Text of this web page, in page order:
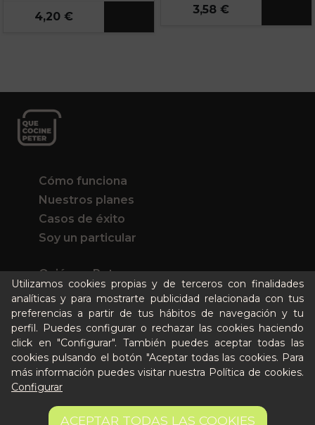
6,65 € AÑADIR A LA CESTA
4,20 €
3,58 €
Utilizamos cookies propias y de terceros con finalidades
analíticas y para mostrarte publicidad relacionada con tus
preferencias a partir de tus hábitos de navegación y tu
perfil. Puedes configurar o rechazar las cookies haciendo
click en "Configurar". También puedes aceptar todas las
cookies pulsando el botón "Aceptar todas las cookies. Para
más información puedes visitar nuestra Política de cookies.
Configurar
ACEPTAR TODAS LAS COOKIES
Cómo funciona
Nuestros planes
Casos de éxito
Soy un particular
Quién es Peter
Recursos / Blog
Cultura
Llámanos al 644 52 51 02
Escríbenos al Whatsapp
Escríbenos al correo
De lunes a viernes de 8:30 a 14:00
Quiero ser partner de Peter